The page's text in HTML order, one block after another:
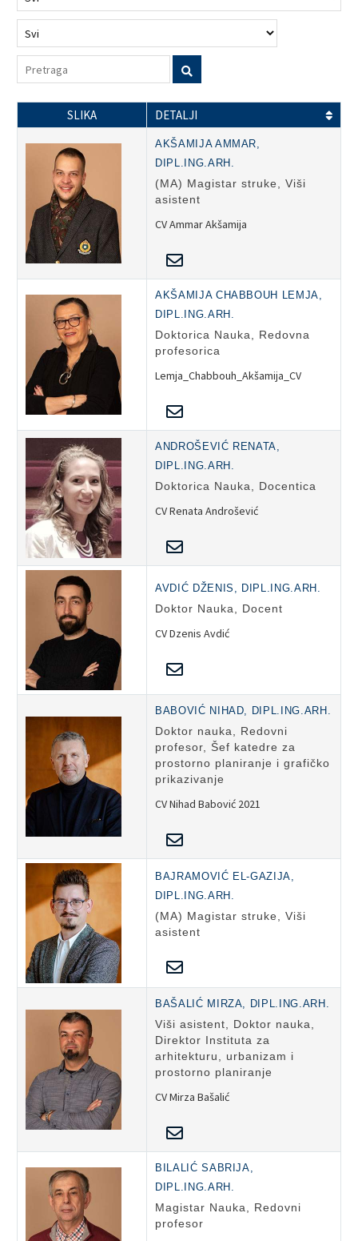
SLIKA DETALJI
AKŠAMIJA AMMAR,
DIPL.ING.ARH.
(MA) Magistar struke, Viši
asistent
CV Ammar Akšamija
AKŠAMIJA CHABBOUH LEMJA,
DIPL.ING.ARH.
Doktorica Nauka, Redovna
profesorica
Lemja_Chabbouh_Akšamija_CV
ANDROŠEVIĆ RENATA,
DIPL.ING.ARH.
Doktorica Nauka, Docentica
CV Renata Androšević
AVDIĆ DŽENIS, DIPL.ING.ARH.
Doktor Nauka, Docent
CV Dzenis Avdić
BABOVIĆ NIHAD, DIPL.ING.ARH.
Doktor nauka, Redovni
profesor, Šef katedre za
prostorno planiranje i grafičko
prikazivanje
CV Nihad Babović 2021
BAJRAMOVIĆ EL-GAZIJA,
DIPL.ING.ARH.
(MA) Magistar struke, Viši
asistent
BAŠALIĆ MIRZA, DIPL.ING.ARH.
Viši asistent, Doktor nauka,
Direktor Instituta za
arhitekturu, urbanizam i
prostorno planiranje
CV Mirza Bašalić
BILALIĆ SABRIJA,
DIPL.ING.ARH.
Magistar Nauka, Redovni
profesor